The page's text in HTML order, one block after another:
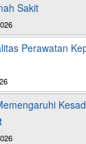
Sakit
Perawatan